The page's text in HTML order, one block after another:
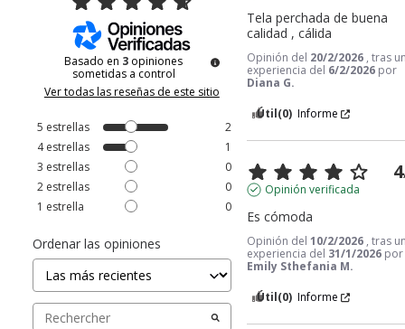
Basado en 3 opiniones
sometidas a control
Ver todas las reseñas de este sitio
5 estrellas
2
4estrellas
1
3 estrellas
0
2 estrellas
0
1 estrella 0
Ordenar las opiniones
Tela perchada de buena
calidad , cálida
Opinión del 20/2/2026 , tras
experiencia del 6/2/2026 por
Diana G.
Útil(0) Informe
4
Opinión verificada
Es cómoda
Opinión del10/2/2026 , tras
experiencia del 31/1/2026 por
Emily Sthefania M.
Útil(0) Informe